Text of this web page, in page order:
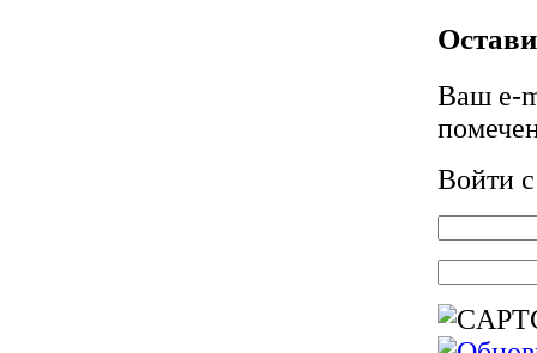
Ваш e-
Войти